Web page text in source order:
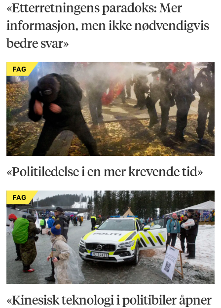
«Etterretningens paradoks: Mer
informasjon, men ikke nødvendigvis
bedre svar»
FAG
«Politiledelse i en mer krevende tid»
FAG
«Kinesisk teknologi i politibiler åpner